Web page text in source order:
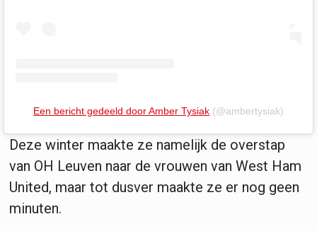
Een bericht gedeeld door Amber Tysiak (@ambertysiak)
Deze winter maakte ze namelijk de overstap
van OH Leuven naar de vrouwen van West Ham
United, maar tot dusver maakte ze er nog geen
minuten.